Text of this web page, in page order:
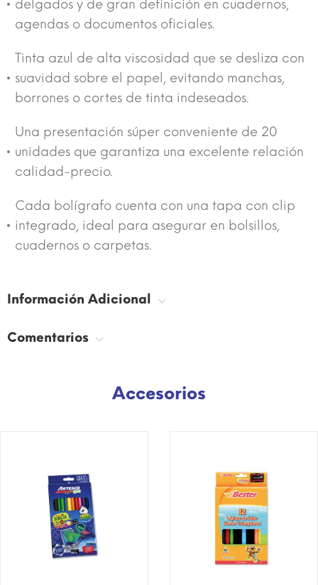
delgados y de gran definición en cuadernos,
agendas o documentos oficiales.
Tinta azul de alta viscosidad que se desliza con
suavidad sobre el papel, evitando manchas,
borrones o cortes de tinta indeseados.
Una presentación súper conveniente de 20
unidades que garantiza una excelente relación
calidad-precio.
Cada bolígrafo cuenta con una tapa con clip
integrado, ideal para asegurar en bolsillos,
cuadernos o carpetas.
Información Adicional
Comentarios
Accesorios